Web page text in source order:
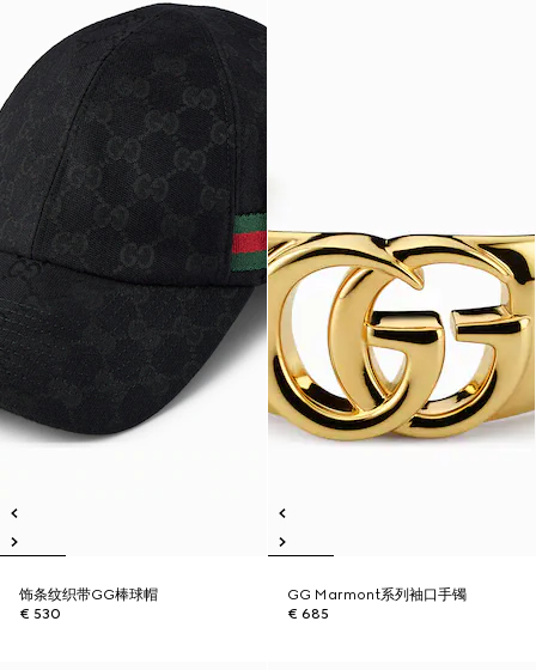
饰条纹织带GG棒球帽
€ 530
GG Marmont系列袖口手镯
€ 685